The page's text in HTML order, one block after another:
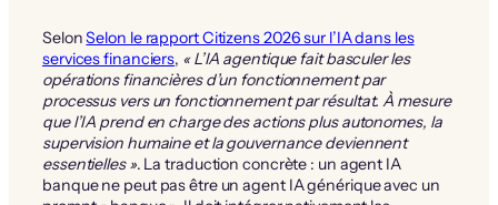
SelonSelon le rapport Citizens 2026 sur l’IA dans les
services financiers, « L’IA agentique fait basculer les
opérations financières d’un fonctionnement par
processus vers un fonctionnement par résultat. À mesure
que l’IA prend en charge des actions plus autonomes, la
supervision humaine et la gouvernance deviennent
essentielles ». La traduction concrète : un agent IA
banque ne peut pas être un agent IA générique avec un